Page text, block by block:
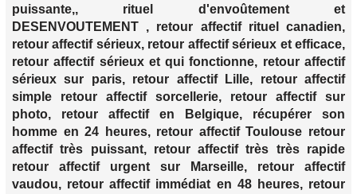
puissante,, rituel d'envoûtement et
DESENVOUTEMENT , retour affectif rituel canadien,
retour affectif sérieux, retour affectif sérieux et efficace,
retour affectif sérieux et qui fonctionne, retour affectif
sérieux sur paris, retour affectif Lille, retour affectif
simple retour affectif sorcellerie, retour affectif sur
photo, retour affectif en Belgique, récupérer son
homme en 24 heures, retour affectif Toulouse retour
affectif très puissant, retour affectif très très rapide
retour affectif urgent sur Marseille, retour affectif
vaudou, retour affectif immédiat en 48 heures, retour